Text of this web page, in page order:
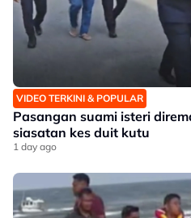
VIDEO TERKINI & POPULAR
Pasangan suami isteri
siasatan kes duit kutu
1 day ago